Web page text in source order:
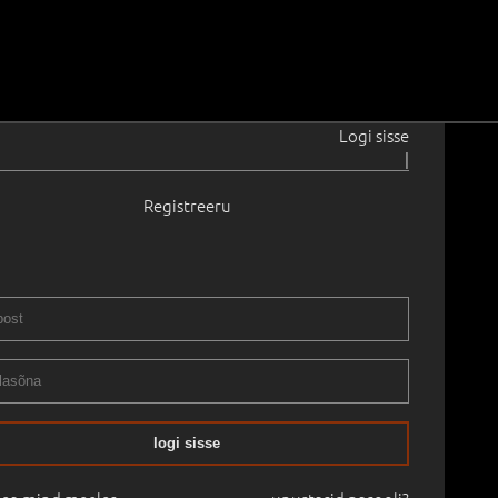
Logi sisse
|
Registreeru
logi sisse
SIIN.2024
150.0 cmSaadavus:Ei ole saadavalRaamitud
08.01.2025-08.02.2025